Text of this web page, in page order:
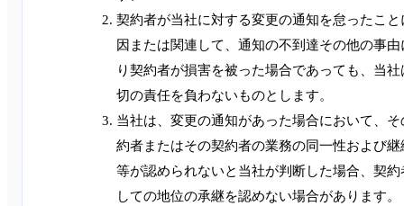
契約者が当社に対する変更の通知を怠ったこと
因または関連して、通知の不到達その他の事由
り契約者が損害を被った場合であっても、当社
切の責任を負わないものとします。
当社は、変更の通知があった場合において、そ
約者またはその契約者の業務の同一性および継
等が認められないと当社が判断した場合、契約
しての地位の承継を認めない場合があります。